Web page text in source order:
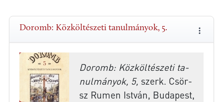
Doromb: Közköltészeti tanulmányok, 5.
Do­romb: Köz­köl­té­sze­ti ta­
nul­má­nyok, 5, szerk. Csör­
sz Ru­men Ist­ván, Bu­da­pest,